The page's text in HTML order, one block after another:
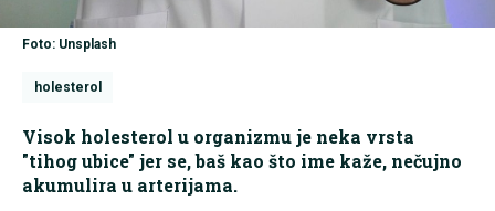
Foto: Unsplash
holesterol
Visok holesterol u organizmu je neka vrsta
"tihog ubice" jer se, baš kao što ime kaže, nečujno
akumulira u arterijama.